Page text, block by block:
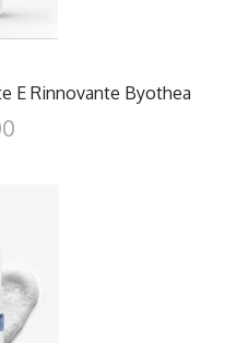
E Rinnovante Byothea